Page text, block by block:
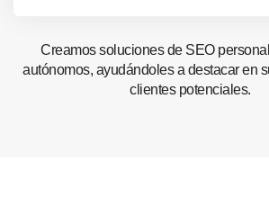
Creamos soluciones de SEO
autónomos, ayudándoles a destacar en
clientes potenciales.